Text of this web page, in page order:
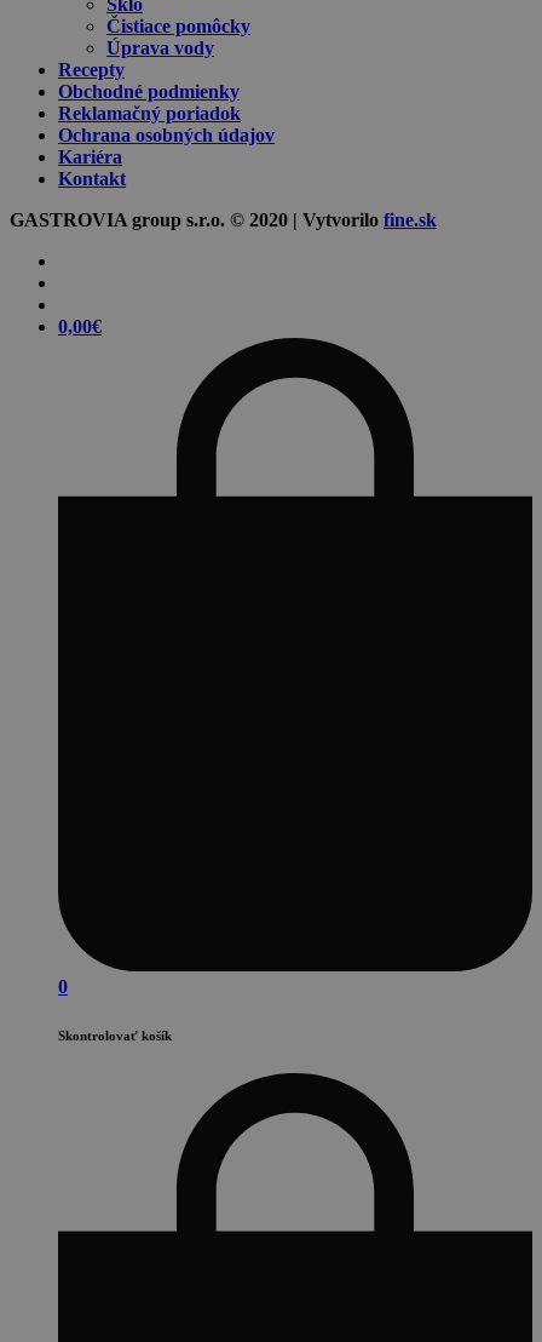
Sklo
Čistiace pomôcky
Úprava vody
Recepty
Obchodné podmienky
Reklamačný poriadok
Ochrana osobných údajov
Kariéra
Kontakt
GASTROVIA group s.r.o. © 2020 | Vytvorilo fine.sk
0,00€
0
Skontrolovať košík